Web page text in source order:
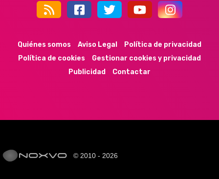
Quiénes somos Aviso Legal
Política de privacidad
Política de cookies
Gestionar cookies y privacidad
Publicidad
Contactar
© 2010 - 2026